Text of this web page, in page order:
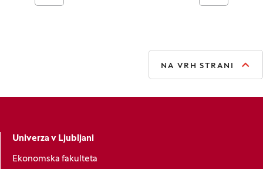
NA VRH STRANI
Univerza v Ljubljani
Ekonomska fakulteta